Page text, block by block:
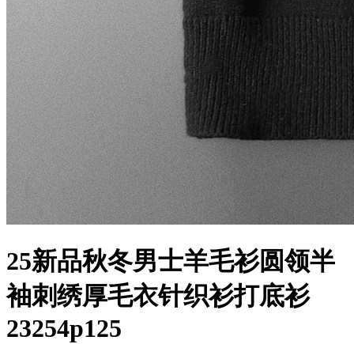
25新品秋冬男士羊毛衫圆领半
袖刺绣厚毛衣针织衫打底衫
23254p125